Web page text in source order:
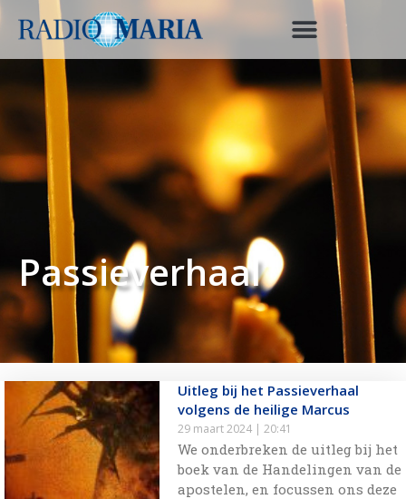
Passieverhaal
Uitleg bij het Passieverhaal
volgens de heilige Marcus
29 maart 2024 20:41
We onderbreken de uitleg bij het
boek van de Handelingen van de
apostelen, en focussen ons deze